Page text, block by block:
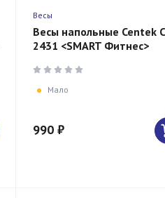
Весы
Весы напольные Centek
2431 <SMART Фитнес>
65x28, размер 26х26см
Мало
990 ₽